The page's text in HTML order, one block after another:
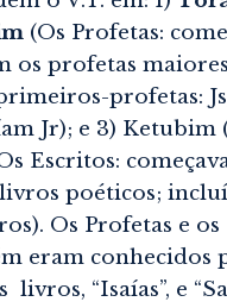
(Os Profetas:
os profetas
profetas:
Jr); e 3) Ketubim
Escritos:
poéticos;
Os Profetas e os
eram conhecidos
livros, “Isaías”, e